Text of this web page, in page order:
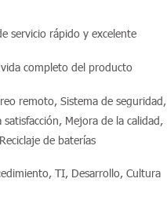
servicio rápido y excelente
completo del producto
remoto, Sistema de seguridad,
Mejora de la calidad,
de baterías
TI, Desarrollo, Cultura